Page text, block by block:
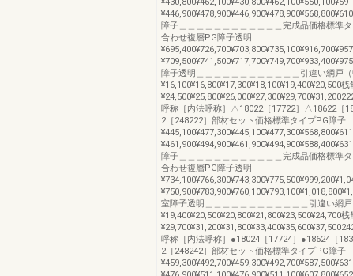
障子＿＿＿＿＿＿＿＿＿＿＿＿完成品価格標準
合わせ複層PG障子透明
障子透明＿＿＿＿＿＿＿＿＿＿＿＿引違い網戸（
¥16,100¥16,800¥17,300¥18,100¥19,400¥20,500桟
呼称［内法呼称］△18022［17722］△18622［
2［248222］部材セット価格標準タイプPG障子
障子＿＿＿＿＿＿＿＿＿＿＿＿完成品価格標準
合わせ複層PG障子透明
室障子透明＿＿＿＿＿＿＿＿＿＿＿＿引違い網戸
¥19,400¥20,500¥20,800¥21,800¥23,500¥24,700桟
呼称［内法呼称］●18024［17724］●18624［
2［248242］部材セット価格標準タイプPG障子